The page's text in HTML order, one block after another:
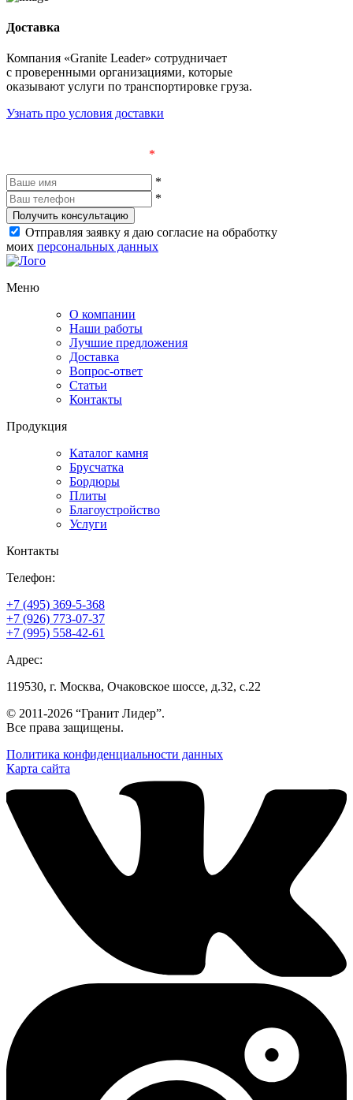
Доставка
Компания «Granite Leader» сотрудничает
с проверенными организациями, которые
оказывают услуги по транспортировке груза.
Узнать про условия доставки
*
*
*
Получить консультацию
Отправляя заявку я даю согласие на обработку
моих персональных данных
Меню
О компании
Наши работы
Лучшие предложения
Доставка
Вопрос-ответ
Статьи
Контакты
Продукция
Каталог камня
Брусчатка
Бордюры
Плиты
Благоустройство
Услуги
Контакты
Телефон:
+7 (495) 369-5-368
+7 (926) 773-07-37
+7 (995) 558-42-61
Адрес:
119530, г. Москва, Очаковское шоссе, д.32, с.22
© 2011-2026 “Гранит Лидер”.
Все права защищены.
Политика конфиденциальности данных
Карта сайта